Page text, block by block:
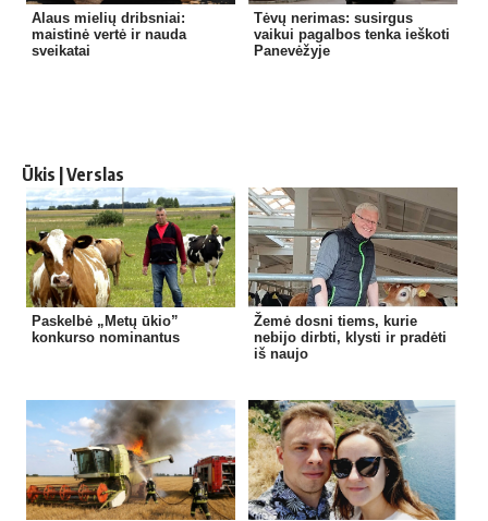
Alaus mielių dribsniai:
maistinė vertė ir nauda
sveikatai
Tėvų nerimas: susirgus
vaikui pagalbos tenka ieškoti
Panevėžyje
Ūkis | Verslas
Paskelbė „Metų ūkio”
konkurso nominantus
Žemė dosni tiems, kurie
nebijo dirbti, klysti ir pradėti
iš naujo